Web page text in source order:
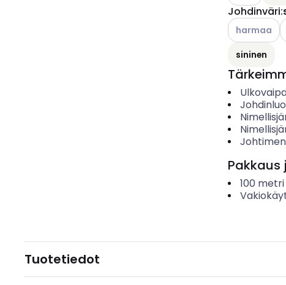
Johdinväri:
Katso
harmaa
sininen
Pakkaus
100 metri
Tuotetiedot